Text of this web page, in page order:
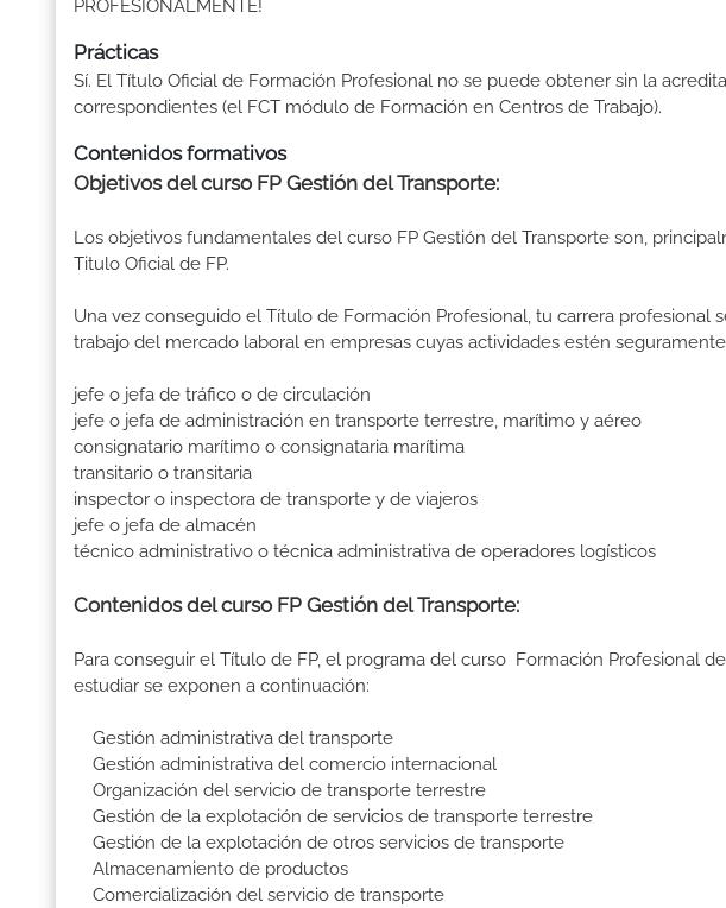
PROFESIONALMENTE!
Prácticas
Sí. El Título Oficial de Formación Profesional no se puede obtener sin la
correspondientes (el FCT módulo de Formación en Centros de Trabajo).
Contenidos formativos
Objetivos del curso FP Gestión del Transporte:
Los objetivos fundamentales del curso FP Gestión del Transporte son,
Titulo Oficial de FP.
Una vez conseguido el Título de Formación Profesional, tu carrera profesional
trabajo del mercado laboral en empresas cuyas actividades estén
jefe o jefa de tráfico o de circulación
jefe o jefa de administración en transporte terrestre, marítimo y aéreo
consignatario marítimo o consignataria marítima
transitario o transitaria
inspector o inspectora de transporte y de viajeros
jefe o jefa de almacén
técnico administrativo o técnica administrativa de operadores logísticos
Contenidos del curso FP Gestión del Transporte:
Para conseguir el Título de FP, el programa del curso Formación Profesional
estudiar se exponen a continuación:
Gestión administrativa del transporte
Gestión administrativa del comercio internacional
Organización del servicio de transporte terrestre
Gestión de la explotación de servicios de transporte terrestre
Gestión de la explotación de otros servicios de transporte
Almacenamiento de productos
Comercialización del servicio de transporte